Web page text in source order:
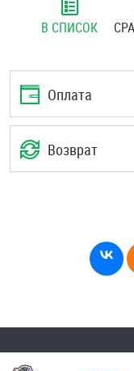
Шплинты
В СПИСОК
Оплата
Возврат